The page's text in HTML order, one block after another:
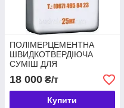
ПОЛІМЕРЦЕМЕНТНА
ШВИДКОТВЕРДІЮЧА
СУМІШ ДЛЯ
ВЛАШТУВАННЯ
ЖОРСТКОЇ
ГІДРОІЗОЛЯЦІЇ BUDMIX
KR ГИ-200С (25 КГ)
18 000 ₴/т
Купити